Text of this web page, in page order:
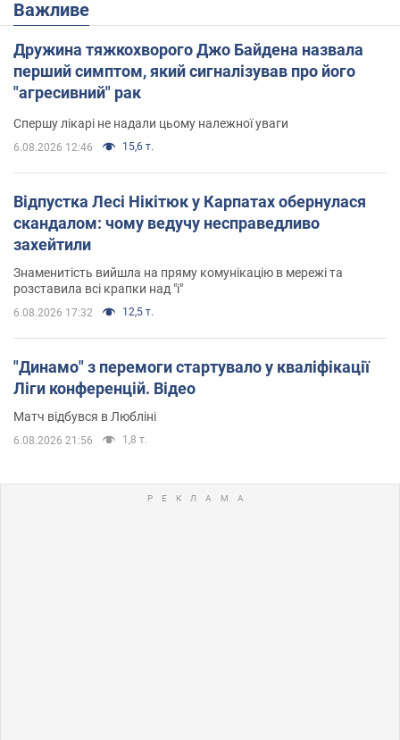
Важливе
Дружина тяжкохворого Джо Байдена назвала
перший симптом, який сигналізував про його
"агресивний" рак
Спершу лікарі не надали цьому належної уваги
6.08.2026 12:46 15,6 т.
Відпустка Лесі Нікітюк у Карпатах обернулася
скандалом: чому ведучу несправедливо
захейтили
Знаменитість вийшла на пряму комунікацію в мережі та
розставила всі крапки над "і"
6.08.2026 17:32 12,5 т.
"Динамо" з перемоги стартувало у кваліфікації
Ліги конференцій. Відео
Матч відбувся в Любліні
6.08.2026 21:56 1,8 т.